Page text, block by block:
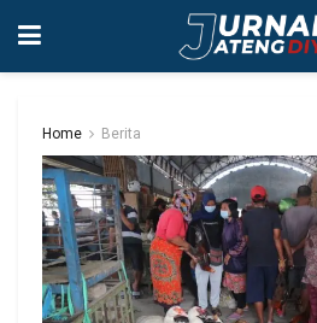
Home Berita